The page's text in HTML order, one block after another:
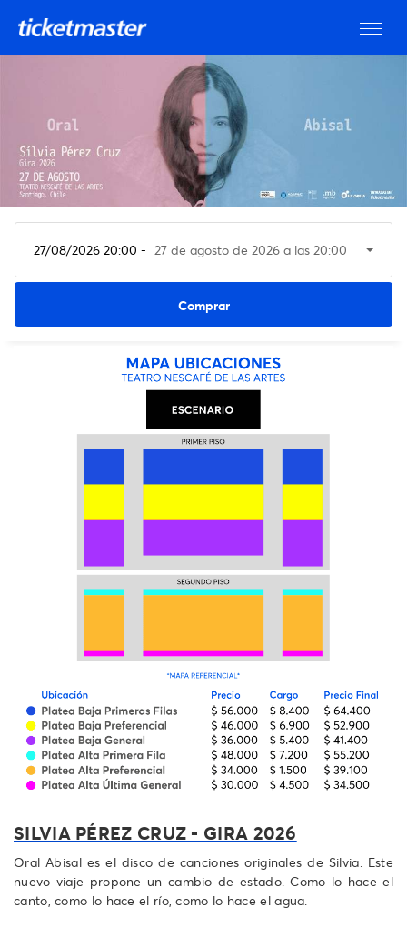
27/08/2026 20:00 - 27 de agosto de 2026 a las 20:00
Ver entradas
SILVIA PÉREZ CRUZ - GIRA 2026
Oral Abisal es el disco de canciones originales de Silvia. Este
nuevo viaje propone un cambio de estado. Como lo hace el
canto, como lo hace el río, como lo hace el agua.